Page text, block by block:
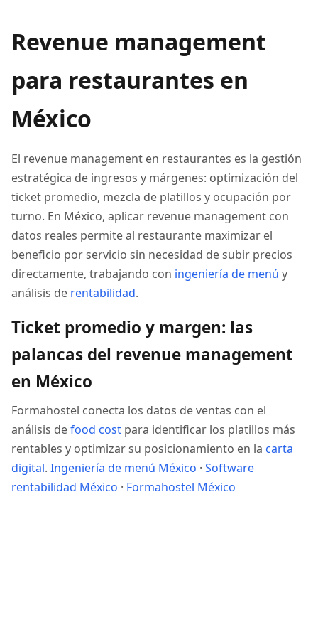
Revenue management
para restaurantes en
México
El revenue management en restaurantes es la gestión
estratégica de ingresos y márgenes: optimización del
ticket promedio, mezcla de platillos y ocupación por
turno. En México, aplicar revenue management con
datos reales permite al restaurante maximizar el
beneficio por servicio sin necesidad de subir precios
directamente, trabajando con ingeniería de menú y
análisis de rentabilidad.
Ticket promedio y margen: las
palancas del revenue management
en México
Formahostel conecta los datos de ventas con el
análisis defood cost para identificar los platillos más
rentables y optimizar su posicionamiento en la carta
digital. Ingeniería de menú México · Software
rentabilidad México · Formahostel México